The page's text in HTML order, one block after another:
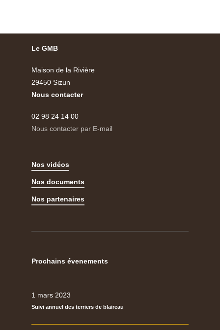
Le GMB
Maison de la Rivière
29450 Sizun
Nous contacter
02 98 24 14 00
Nous contacter par E-mail
Nos vidéos
Nos documents
Nos partenaires
Prochains évenements
1 mars 2023
Suivi annuel des terriers de blaireau